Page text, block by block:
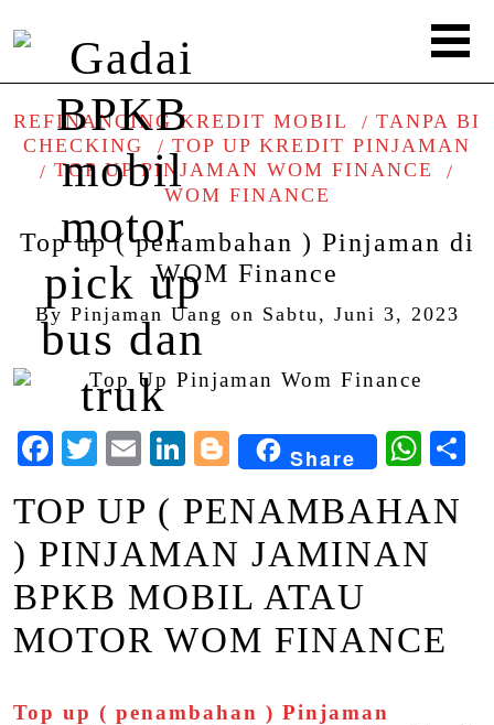
REFINANCING KREDIT MOBIL
TANPA BI
CHECKING
TOP UP KREDIT PINJAMAN
TOP UP PINJAMAN WOM FINANCE
WOM FINANCE
Top up ( penambahan ) Pinjaman di
WOM Finance
By Pinjaman Uang on Sabtu, Juni 3, 2023
Facebook
Twitter
EmailLinkedIn
Blogger
Share
TOP UP ( PENAMBAHAN
) PINJAMAN JAMINAN
BPKB MOBIL ATAU
MOTOR WOM FINANCE
Top up ( penambahan ) Pinjaman